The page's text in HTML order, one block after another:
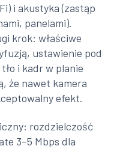
i akustyka (zastąp
panelami).
krok: właściwe
ustawienie pod
i kadr w planie
że nawet kamera
efekt.
rozdzielczość
3–5 Mbps dla